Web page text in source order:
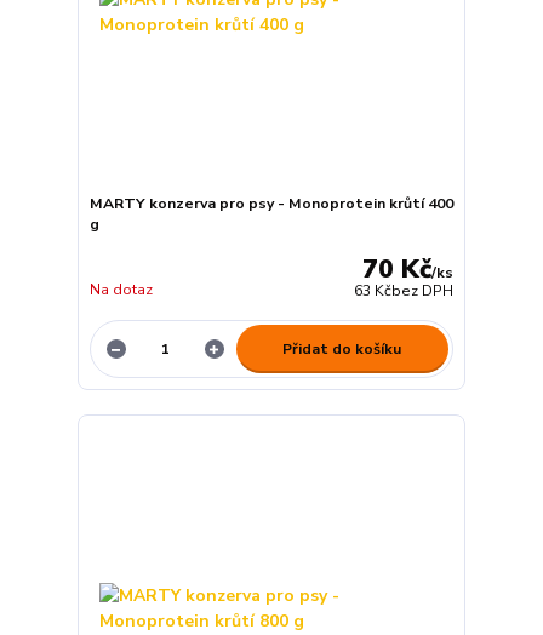
MARTY konzerva pro psy - Monoprotein krůtí 400
g
70 Kč/ks
63 Kčbez DPH
Na dotaz
Přidat do košíku